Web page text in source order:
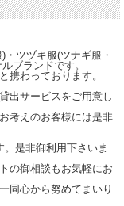
ツヅキ服(ツナギ服・
ブランドです。
携わっております。
出サービスをご用意し
考えのお客様には是非
是非御利用下さいま
の御相談もお気軽にお
同心から努めてまいり